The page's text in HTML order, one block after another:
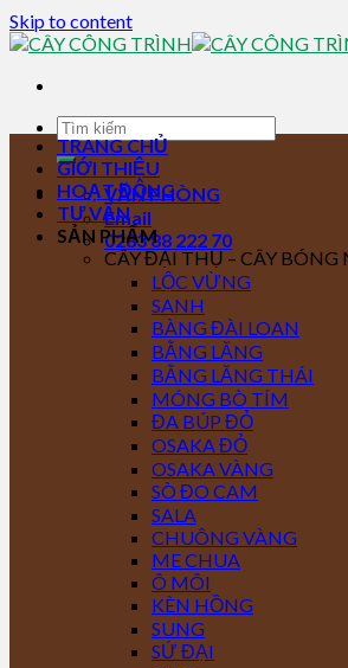
Skip to content
VĂN PHÒNG
Email
0283 88 222 70
TRANG CHỦ
GIỚI THIỆU
HOẠT ĐỘNG
TƯ VẤN
SẢN PHẨM
CÂY ĐẠI THỤ – CÂY BÓNG
LỘC VỪNG
SANH
BÀNG ĐÀI LOAN
BẰNG LĂNG
BẰNG LĂNG THÁI
MÓNG BÒ TÍM
ĐA BÚP ĐỎ
OSAKA ĐỎ
OSAKA VÀNG
SÒ ĐO CAM
SALA
CHUÔNG VÀNG
ME CHUA
Ô MÔI
KÈN HỒNG
SUNG
SỨ ĐẠI